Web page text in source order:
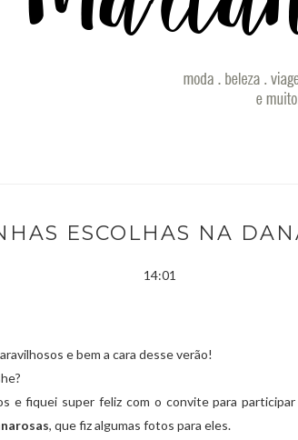
ESCOLHAS NA
14:01
e bem a cara desse verão!
e fiquei super feliz com o convite para
, que fiz algumas fotos para eles.